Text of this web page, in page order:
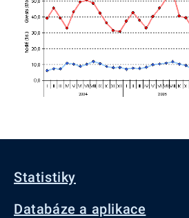
Statistiky
Databáze a aplikace